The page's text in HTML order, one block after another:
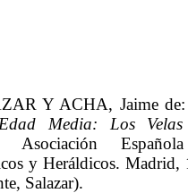
Y ACHA, Jaime de:
Media: Los
Asociación
y Heráldicos. Madrid,
Salazar).